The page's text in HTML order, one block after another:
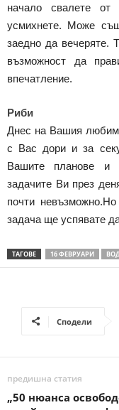
начало свалете
усмихнете. Може
заедно да вечеряте.
възможност да
впечатление.
Риби
Днес на Вашия любим
с Вас дори и за
Вашите планове и
задачите Ви през
почти
задача ще успявате
ТАГОВЕ 16 ФЕВРУАРИ
Сподели
предишна статия
„50 нюанса